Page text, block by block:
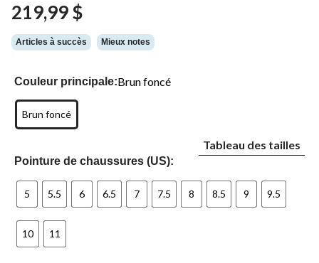
la
même
page.
219,99 $
Articles à succès Mieux notes
Couleur principale:Brun foncé
Brun foncé
Pointure de chaussures (US):
Tableau des tailles
5 5.5 6 6.5 7 7.5 8 8.5 9 9.5
10 11